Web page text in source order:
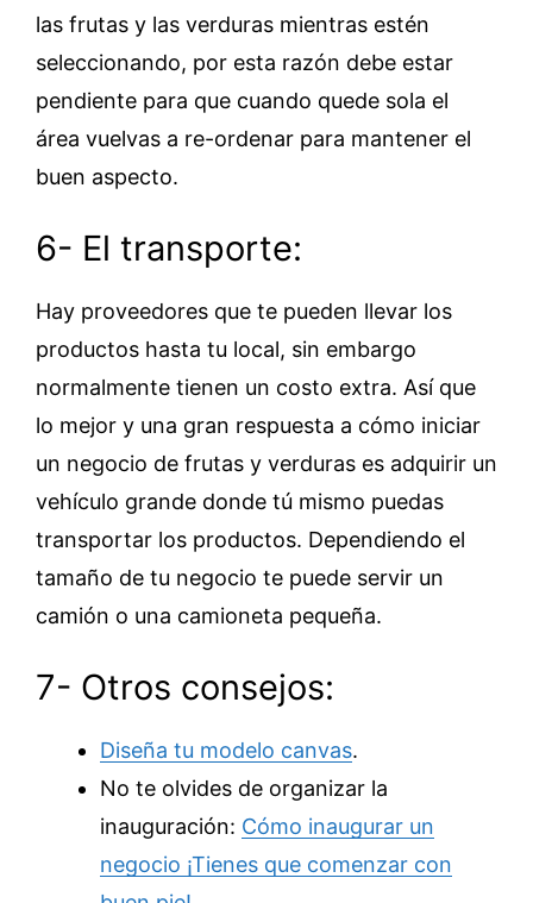
las frutas y las verduras mientras estén
seleccionando, por esta razón debe estar
pendiente para que cuando quede sola el
área vuelvas a re-ordenar para mantener el
buen aspecto.
6- El transporte:
Hay proveedores que te pueden llevar los
productos hasta tu local, sin embargo
normalmente tienen un costo extra. Así que
lo mejor y una gran respuesta a cómo iniciar
un negocio de frutas y verduras es adquirir un
vehículo grande donde tú mismo puedas
transportar los productos. Dependiendo el
tamaño de tu negocio te puede servir un
camión o una camioneta pequeña.
7- Otros consejos:
Diseña tu modelo canvas.
No te olvides de organizar la
inauguración: Cómo inaugurar un
negocio ¡Tienes que comenzar con